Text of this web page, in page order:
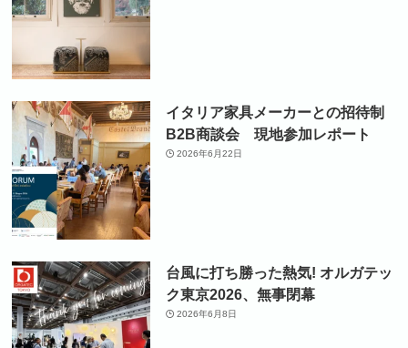
イタリア家具メーカーとの招待制
B2B商談会 現地参加レポート
2026年6月22日
台風に打ち勝った熱気! オルガテッ
ク東京2026、無事閉幕
2026年6月8日